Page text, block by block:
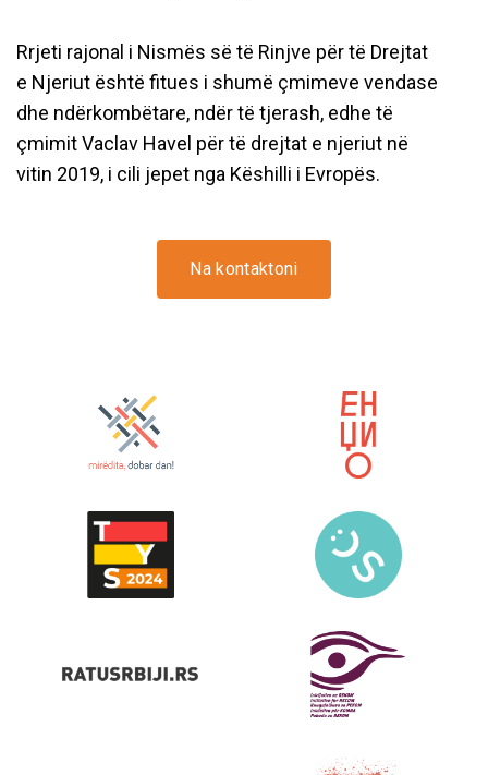
Rrjeti rajonal i Nismës së të Rinjve për të Drejtat
e Njeriut është fitues i shumë çmimeve vendase
dhe ndërkombëtare, ndër të tjerash, edhe të
çmimit Vaclav Havel për të drejtat e njeriut në
vitin 2019, i cili jepet nga Këshilli i Evropës.
Na kontaktoni